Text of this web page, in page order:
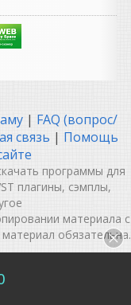
| FAQ (вопрос/
связь | Помощь
программы для
плагины, сэмплы,
материала с
обязательна.
Group®